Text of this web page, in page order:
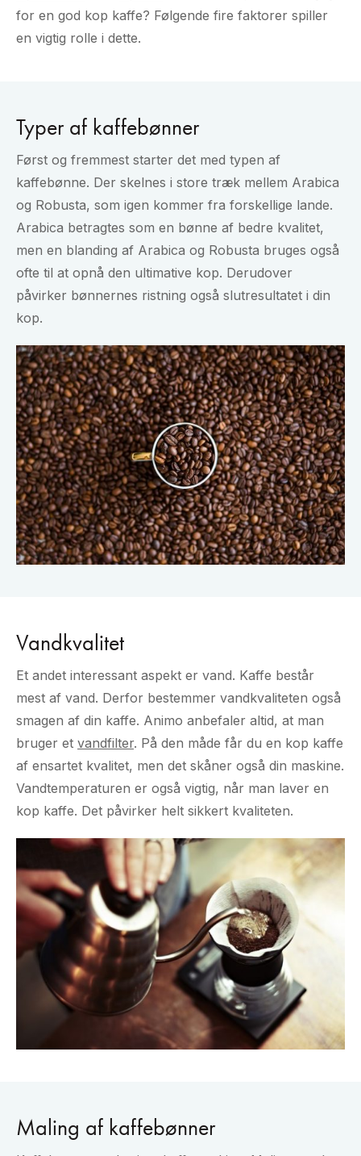
for en god kop kaffe? Følgende fire faktorer spiller
en vigtig rolle i dette.
Typer af kaffebønner
Først og fremmest starter det med typen af
kaffebønne. Der skelnes i store træk mellem Arabica
og Robusta, som igen kommer fra forskellige lande.
Arabica betragtes som en bønne af bedre kvalitet,
men en blanding af Arabica og Robusta bruges også
ofte til at opnå den ultimative kop. Derudover
påvirker bønnernes ristning også slutresultatet i din
kop.
Vandkvalitet
Et andet interessant aspekt er vand. Kaffe består
mest af vand. Derfor bestemmer vandkvaliteten også
smagen af din kaffe. Animo anbefaler altid, at man
bruger et vandfilter. På den måde får du en kop kaffe
af ensartet kvalitet, men det skåner også din maskine.
Vandtemperaturen er også vigtig, når man laver en
kop kaffe. Det påvirker helt sikkert kvaliteten.
Maling af kaffebønner